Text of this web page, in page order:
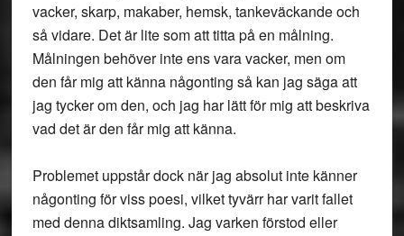
vacker, skarp, makaber, hemsk, tankeväckande och
så vidare. Det är lite som att titta på en målning.
Målningen behöver inte ens vara vacker, men om
den får mig att känna någonting så kan jag säga att
jag tycker om den, och jag har lätt för mig att beskriva
vad det är den får mig att känna.
Problemet uppstår dock när jag absolut inte känner
någonting för viss poesi, vilket tyvärr har varit fallet
med denna diktsamling. Jag varken förstod eller